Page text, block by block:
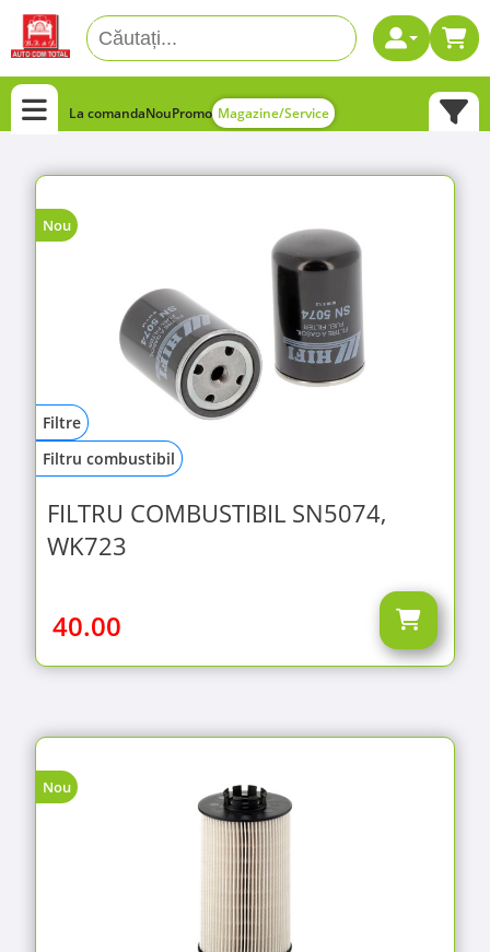
La comandaNouPromo Magazine/Service
Nou
Filtre
Filtru combustibil
FILTRU COMBUSTIBIL SN5074,
WK723
40.00
Nou